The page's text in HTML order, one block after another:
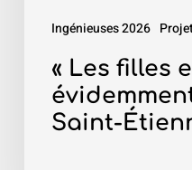
Ingénieuses 2026
Saint-
Étienne
« Les filles
Saint-